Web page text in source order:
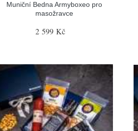
Muniční Bedna Armyboxeo pro
masožravce
2 599 Kč